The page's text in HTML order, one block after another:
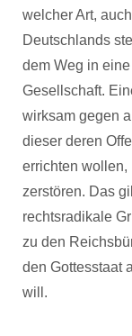
welcher Art,
Deutschlands
dem Weg in
Gesellschaft.
wirksam gegen
dieser deren
errichten wollen,
zerstören. Das
rechtsradikale
zu den
den Gottesstaat
will.